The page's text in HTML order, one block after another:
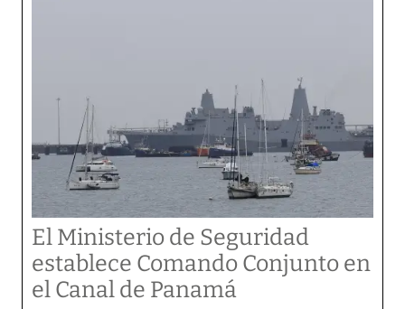
El Ministerio de Seguridad
establece Comando Conjunto en
el Canal de Panamá